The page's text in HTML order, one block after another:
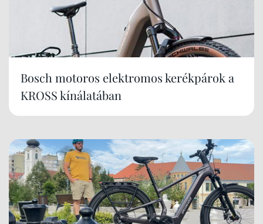
Bosch motoros elektromos kerékpárok a
KROSS kínálatában